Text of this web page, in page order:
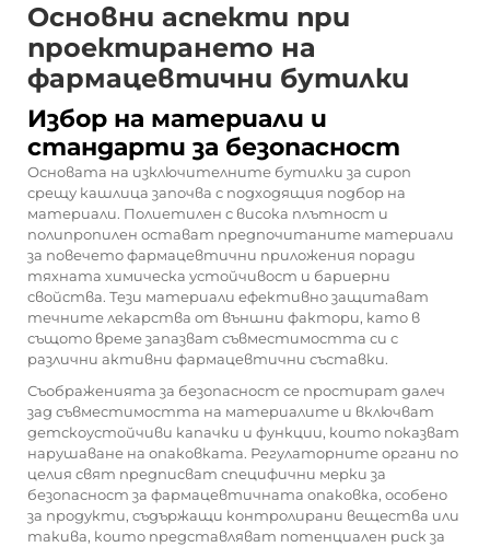
Основни аспекти при
проектирането на
фармацевтични бутилки
Избор на материали и
стандарти за безопасност
Основата на изключителните бутилки за сироп
срещу кашлица започва с подходящия подбор на
материали. Полиетилен с висока плътност и
полипропилен остават предпочитаните материали
за повечето фармацевтични приложения поради
тяхната химическа устойчивост и бариерни
свойства. Тези материали ефективно защитават
течните лекарства от външни фактори, като в
същото време запазват съвместимостта си с
различни активни фармацевтични съставки.
Съображенията за безопасност се простират далеч
зад съвместимостта на материалите и включват
детскоустойчиви капачки и функции, които показват
нарушаване на опаковката. Регулаторните органи по
целия свят предписват специфични мерки за
безопасност за фармацевтичната опаковка, особено
за продукти, съдържащи контролирани вещества или
такива, които представляват потенциален риск за